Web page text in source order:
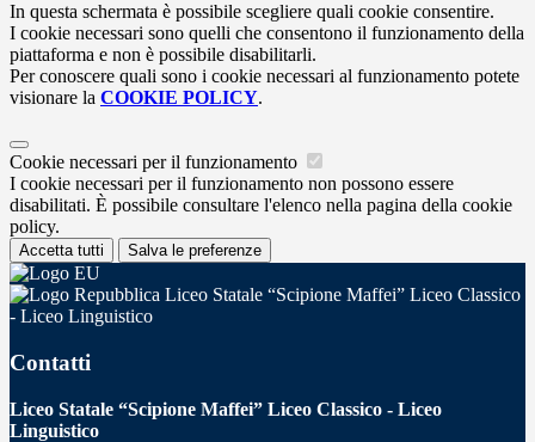
In questa schermata è possibile scegliere quali cookie consentire.
I cookie necessari sono quelli che consentono il funzionamento della
piattaforma e non è possibile disabilitarli.
Per conoscere quali sono i cookie necessari al funzionamento potete
visionare la COOKIE POLICY.
Cookie necessari per il funzionamento
I cookie necessari per il funzionamento non possono essere
disabilitati. È possibile consultare l'elenco nella pagina della cookie
policy.
Accetta tutti Salva le preferenze
Liceo Statale “Scipione Maffei” Liceo Classico
- Liceo Linguistico
Contatti
Liceo Statale “Scipione Maffei” Liceo Classico - Liceo
Linguistico